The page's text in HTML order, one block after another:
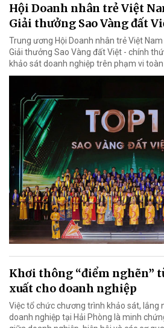
Hội Doanh nhân trẻ Việt
Giải thưởng Sao Vàng đất
Trung ương Hội Doanh nhân trẻ Việt
Giải thưởng Sao Vàng đất Việt - chính
khảo sát doanh nghiệp trên phạm vi toàn
Khơi thông “điểm nghẽn”
xuất cho doanh nghiệp
Việc tổ chức chương trình khảo sát, lắng
doanh nghiệp tại Hải Phòng là minh